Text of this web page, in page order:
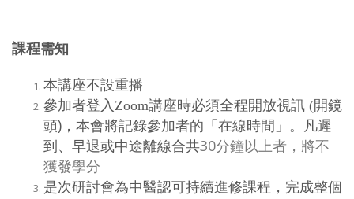
課程需知
本講座不設重播
參加者登入Zoom講座時必須全程開放視訊 (開鏡
頭)，本會將記錄參加者的「在線時間」。凡遲
到、早退或中途離線合共30分鐘以上者，將不
獲發學分
是次研討會為中醫認可持續進修課程，完成整個